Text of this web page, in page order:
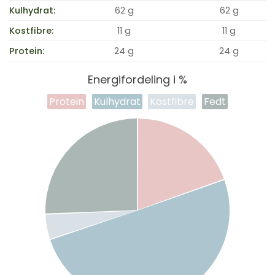
Kulhydrat: 62 g
62 g
Kostfibre:
11 g
11 g
Protein:
24 g 24 g
Energifordeling i %
Protein Kulhydrat Kostfibre Fedt